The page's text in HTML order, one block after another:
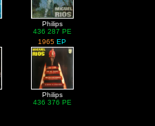
Philips
436 287 PE
1965 EP
Philips
436 376 PE